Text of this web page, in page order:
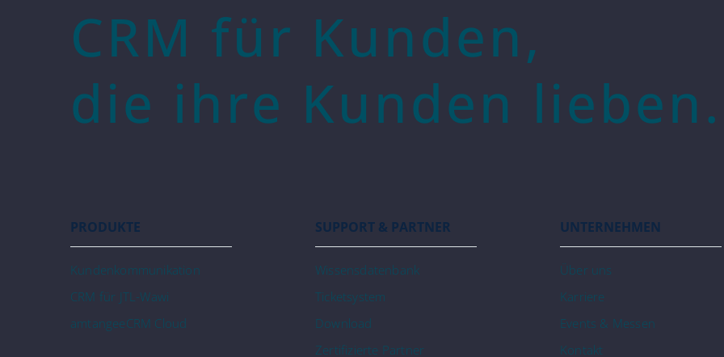
CRM für Kunden,
die ihre Kunden lieben.
PRODUKTE
Kundenkommunikation
CRM für JTL-Wawi
amtangeeCRM Cloud
SUPPORT & PARTNER
Wissensdatenbank
Ticketsystem
Download
Zertifizierte Partner
UNTERNEHMEN
Über uns
Karriere
Events & Messen
Kontakt